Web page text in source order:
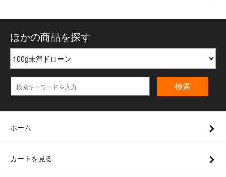
ほかの商品を探す
検索
ホーム
カートを見る